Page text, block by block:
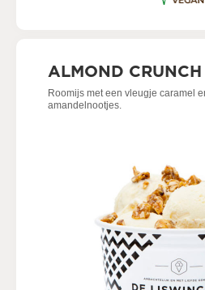
ALMOND CRUNCH
Roomijs met een vleugje caramel
amandelnootjes.